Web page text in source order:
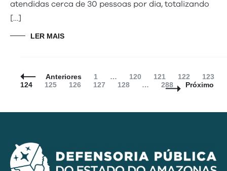
atendidas cerca de 30 pessoas por dia, totalizando
[…]
LER MAIS
Navegação
de
Anteriores Página
1 … Página
120 Página
121 Página
122 Página
123
124
Página
125 Página
126 Página
127 Página
128 … Página
288 Próximo